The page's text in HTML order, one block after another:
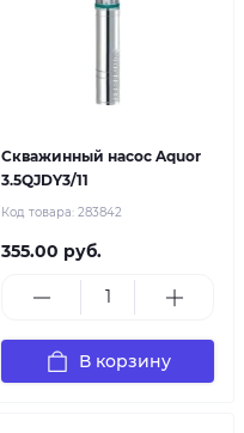
Скважинный насос Aquor
3.5QJDY3/11
Код товара: 283842
355.00 руб.
В корзину